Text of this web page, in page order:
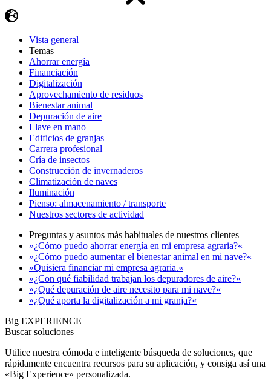
Vista general
Temas
Ahorrar energía
Financiación
Digitalización
Aprovechamiento de residuos
Bienestar animal
Depuración de aire
Llave en mano
Edificios de granjas
Carrera profesional
Cría de insectos
Construcción de invernaderos
Climatización de naves
Iluminación
Pienso: almacenamiento / transporte
Nuestros sectores de actividad
Preguntas y asuntos más habituales de nuestros clientes
»¿Cómo puedo ahorrar energía en mi empresa agraria?«
»¿Cómo puedo aumentar el bienestar animal en mi nave?«
»Quisiera financiar mi empresa agraria.«
»¿Con qué fiabilidad trabajan los depuradores de aire?«
»¿Qué depuración de aire necesito para mi nave?«
»¿Qué aporta la digitalización a mi granja?«
Big EXPERIENCE
Buscar soluciones
Utilice nuestra cómoda e inteligente búsqueda de soluciones, que
rápidamente encuentra recursos para su aplicación, y consiga así una
«Big Experience» personalizada.